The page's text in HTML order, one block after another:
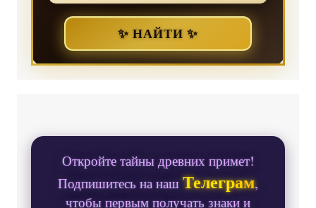
✨ НАЙТИ ✨
Откройте тайны древних примет!
Подпишитесь на нашТелеграм,
чтобы первым получать знаки и